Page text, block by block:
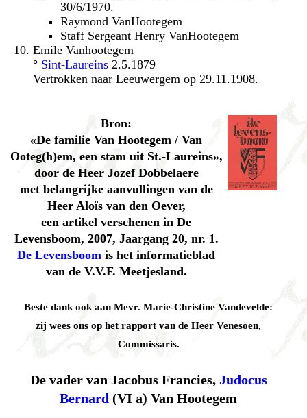
30/6/1970.
Raymond VanHootegem
Staff Sergeant Henry VanHootegem
Emile Vanhootegem
° Sint-Laureins 2.5.1879
Vertrokken naar Leeuwergem op 29.11.1908.
Bron:
«De familie Van Hootegem / Van
Ooteg(h)em, een stam uit St.-Laureins»,
door de Heer Jozef Dobbelaere
met belangrijke aanvullingen van de
Heer Aloïs van den Oever,
een artikel verschenen in De
Levensboom, 2007, Jaargang 20, nr. 1.
De Levensboom is het informatieblad
van de V.V.F. Meetjesland.
Beste dank ook aan Mevr. Marie-Christine Vandevelde:
zij wees ons op het rapport van de Heer Venesoen,
Commissaris.
De vader van Jacobus Francies, Judocus
Bernard (VI a) Van Hootegem